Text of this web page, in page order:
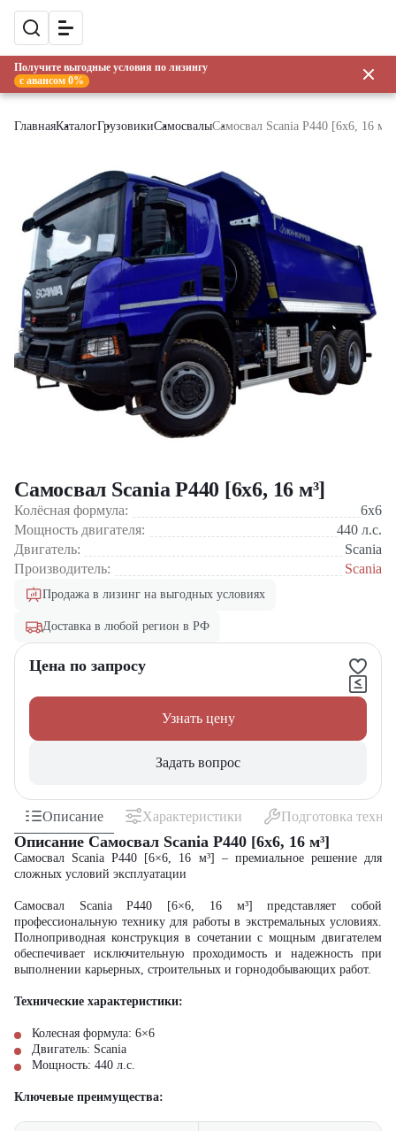
Получите выгодные условия по лизингу
с авансом 0%
ГлавнаяКаталогГрузовикиСамосвалыСамосвал Scania P440 [6x6, 16 м³]
Самосвал Scania P440 [6x6, 16 м³]
Колёсная формула:
6x6
Мощность двигателя:
440 л.с.
Двигатель:
Scania
Производитель:
Scania
Продажа в лизинг на выгодных условиях
Доставка в любой регион в РФ
Цена по запросу
Узнать цену
Задать вопрос
Описание Характеристики Подготовка
Описание Самосвал Scania P440 [6x6, 16 м³]
Самосвал Scania P440 [6×6, 16 м³] – премиальное решение для
сложных условий эксплуатации
Самосвал Scania P440 [6×6, 16 м³] представляет собой
профессиональную технику для работы в экстремальных условиях.
Полноприводная конструкция в сочетании с мощным двигателем
обеспечивает исключительную проходимость и надежность при
выполнении карьерных, строительных и горнодобывающих работ.
Технические характеристики:
Колесная формула: 6×6
Двигатель: Scania
Мощность: 440 л.с.
Ключевые преимущества: